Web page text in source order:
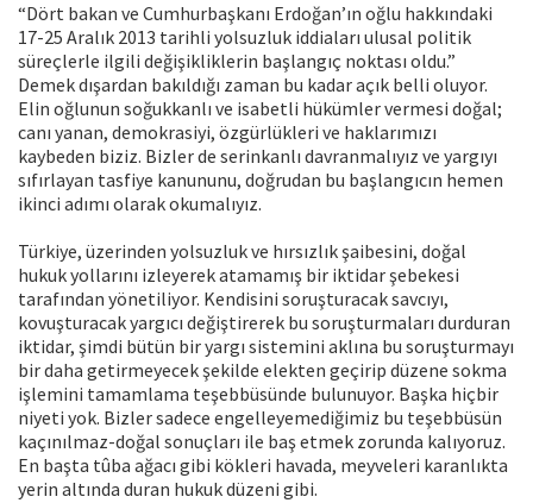
“Dört bakan ve Cumhurbaşkanı Erdoğan’ın oğlu hakkındaki
17-25 Aralık 2013 tarihli yolsuzluk iddiaları ulusal politik
süreçlerle ilgili değişikliklerin başlangıç noktası oldu.”
Demek dışardan bakıldığı zaman bu kadar açık belli oluyor.
Elin oğlunun soğukkanlı ve isabetli hükümler vermesi doğal;
canı yanan, demokrasiyi, özgürlükleri ve haklarımızı
kaybeden biziz. Bizler de serinkanlı davranmalıyız ve yargıyı
sıfırlayan tasfiye kanununu, doğrudan bu başlangıcın hemen
ikinci adımı olarak okumalıyız.
Türkiye, üzerinden yolsuzluk ve hırsızlık şaibesini, doğal
hukuk yollarını izleyerek atamamış bir iktidar şebekesi
tarafından yönetiliyor. Kendisini soruşturacak savcıyı,
kovuşturacak yargıcı değiştirerek bu soruşturmaları durduran
iktidar, şimdi bütün bir yargı sistemini aklına bu soruşturmayı
bir daha getirmeyecek şekilde elekten geçirip düzene sokma
işlemini tamamlama teşebbüsünde bulunuyor. Başka hiçbir
niyeti yok. Bizler sadece engelleyemediğimiz bu teşebbüsün
kaçınılmaz-doğal sonuçları ile baş etmek zorunda kalıyoruz.
En başta tûba ağacı gibi kökleri havada, meyveleri karanlıkta
yerin altında duran hukuk düzeni gibi.